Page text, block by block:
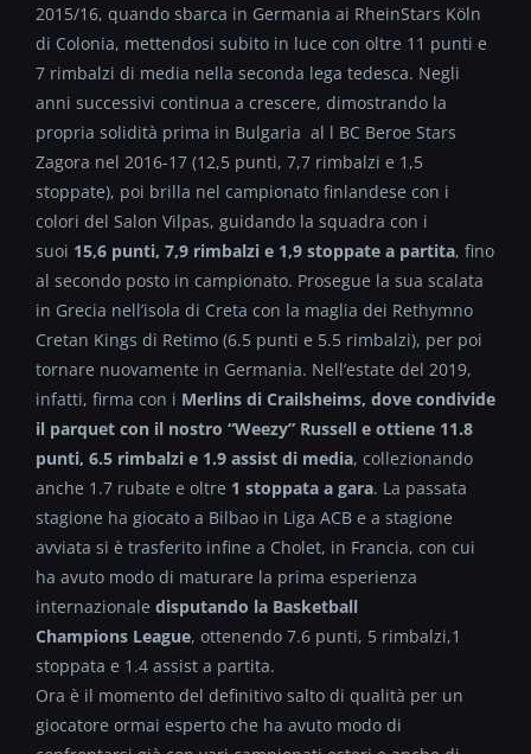
2015/16, quando sbarca in Germania ai RheinStars Köln
di Colonia, mettendosi subito in luce con oltre 11 punti e
7 rimbalzi di media nella seconda lega tedesca. Negli
anni successivi continua a crescere, dimostrando la
propria solidità prima in Bulgaria al l BC Beroe Stars
Zagora nel 2016-17 (12,5 punti, 7,7 rimbalzi e 1,5
stoppate), poi brilla nel campionato finlandese con i
colori del Salon Vilpas, guidando la squadra con i
suoi 15,6 punti, 7,9 rimbalzi e 1,9 stoppate a partita, fino
al secondo posto in campionato. Prosegue la sua scalata
in Grecia nell’isola di Creta con la maglia dei Rethymno
Cretan Kings di Retimo (6.5 punti e 5.5 rimbalzi), per poi
tornare nuovamente in Germania. Nell’estate del 2019,
infatti, firma con i Merlins di Crailsheims, dove condivide
il parquet con il nostro “Weezy” Russell e ottiene 11.8
punti, 6.5 rimbalzi e 1.9 assist di media, collezionando
anche 1.7 rubate e oltre 1 stoppata a gara. La passata
stagione ha giocato a Bilbao in Liga ACB e a stagione
avviata si è trasferito infine a Cholet, in Francia, con cui
ha avuto modo di maturare la prima esperienza
internazionale disputando la Basketball
Champions League, ottenendo 7.6 punti, 5 rimbalzi,1
stoppata e 1.4 assist a partita.
Ora è il momento del definitivo salto di qualità per un
giocatore ormai esperto che ha avuto modo di